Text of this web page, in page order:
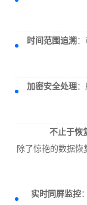
时间范围追溯
加密安全处理
不止于恢
除了惊艳的数据
实时同屏监控